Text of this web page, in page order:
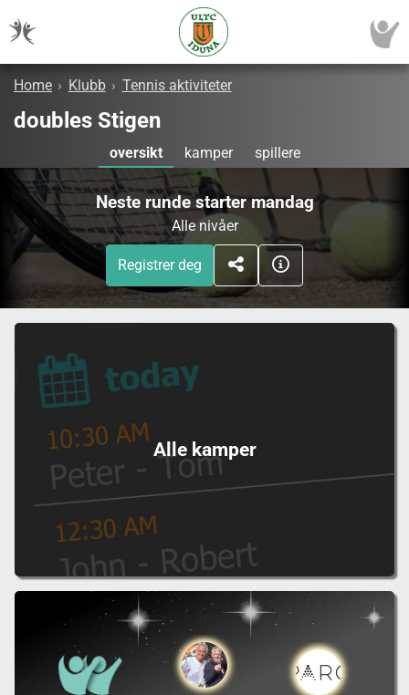
Home › Klubb › Tennis aktiviteter
doubles Stigen
oversikt kamper spillere
Neste runde starter mandag
Alle nivåer
Registrer deg
Alle kamper